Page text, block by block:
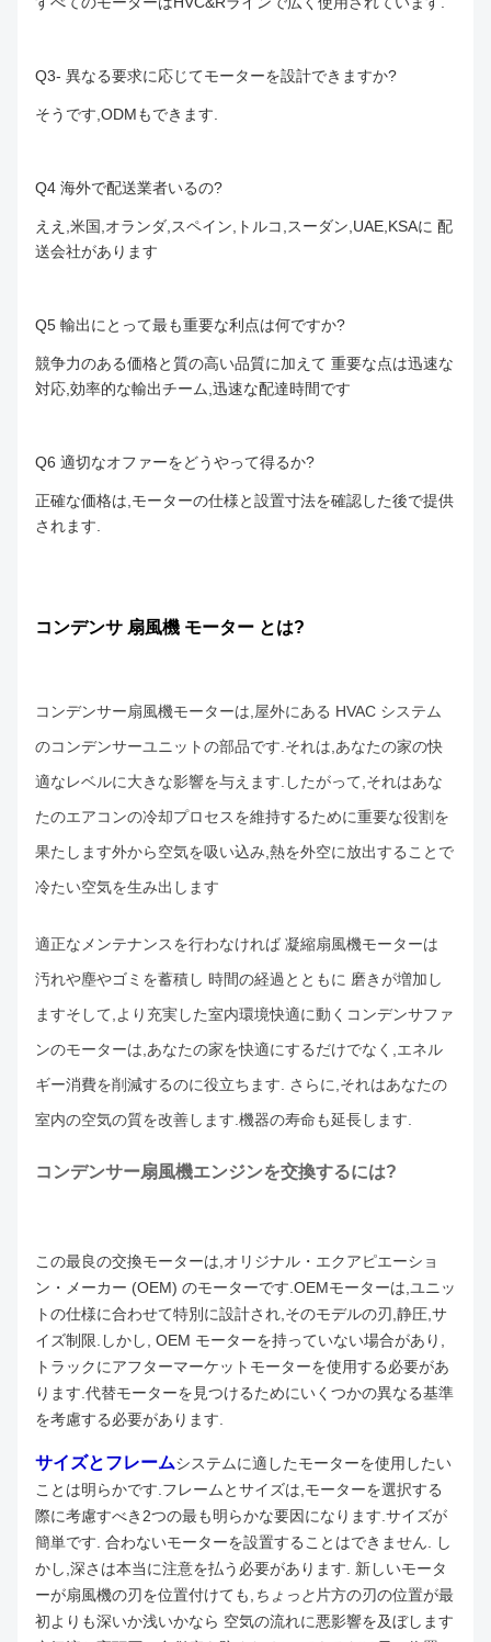
Q3- 異なる要求に応じてモーターを設計できますか?
そうです,ODMもできます.
Q4 海外で配送業者いるの?
ええ,米国,オランダ,スペイン,トルコ,スーダン,UAE,KSAに 配
送会社があります
Q5 輸出にとって最も重要な利点は何ですか?
競争力のある価格と質の高い品質に加えて 重要な点は迅速な
対応,効率的な輸出チーム,迅速な配達時間です
Q6 適切なオファーをどうやって得るか?
正確な価格は,モーターの仕様と設置寸法を確認した後で提供
されます.
コンデンサ 扇風機 モーター とは?
コンデンサー扇風機モーターは,屋外にある HVAC システム
のコンデンサーユニットの部品です.それは,あなたの家の快
適なレベルに大きな影響を与えます.したがって,それはあな
たのエアコンの冷却プロセスを維持するために重要な役割を
果たします外から空気を吸い込み,熱を外空に放出することで
冷たい空気を生み出します
適正なメンテナンスを行わなければ 凝縮扇風機モーターは
汚れや塵やゴミを蓄積し 時間の経過とともに 磨きが増加し
ますそして,より充実した室内環境快適に動くコンデンサファ
ンのモーターは,あなたの家を快適にするだけでなく,エネル
ギー消費を削減するのに役立ちます. さらに,それはあなたの
室内の空気の質を改善します.機器の寿命も延長します.
コンデンサー扇風機エンジンを交換するには?
この最良の交換モーターは,オリジナル・エクアピエーショ
ン・メーカー (OEM) のモーターです.OEMモーターは,ユニッ
トの仕様に合わせて特別に設計され,そのモデルの刃,静圧,サ
イズ制限. しかし, OEM モーターを持っていない場合があり,
トラックにアフターマーケットモーターを使用する必要があ
ります.代替モーターを見つけるためにいくつかの異なる基準
を考慮する必要があります.
サイズとフレームシステムに適したモーターを使用したい
ことは明らかです.フレームとサイズは,モーターを選択する
際に考慮すべき2つの最も明らかな要因になります. サイズが
簡単です. 合わないモーターを設置することはできません. し
かし,深さは本当に注意を払う必要があります. 新しいモータ
ーが扇風機の刃を位置付けても, ちょっと片方の刃の位置が最
初よりも深いか浅いかなら 空気の流れに悪影響を及ぼします